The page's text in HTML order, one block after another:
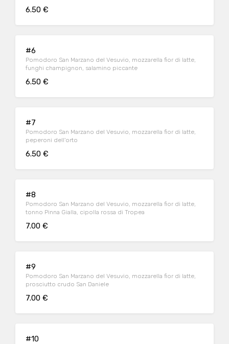
6.50 €
#6
Pomodoro San Marzano del Vesuvio, mozzarella fior di latte,
funghi champignon, salamino piccante
6.50 €
#7
Pomodoro San Marzano del Vesuvio, mozzarella fior di latte,
peperoni dell'orto
6.50 €
#8
Pomodoro San Marzano del Vesuvio, mozzarella fior di latte,
tonno Pinna Gialla, cipolla rossa di Tropea
7.00 €
#9
Pomodoro San Marzano del Vesuvio, mozzarella fior di latte,
prosciutto crudo San Daniele
7.00 €
#10